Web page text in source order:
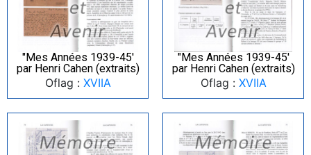
"Mes Années 1939-45′
par Henri Cahen (extraits)
Oflag : XVIIA
"Mes Années 1939-45′
par Henri Cahen (extraits)
Oflag : XVIIA